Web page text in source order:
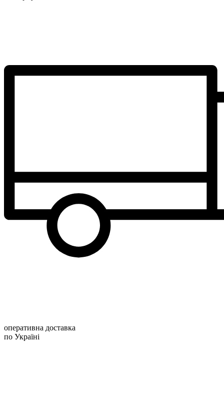
оперативна доставка
по Україні